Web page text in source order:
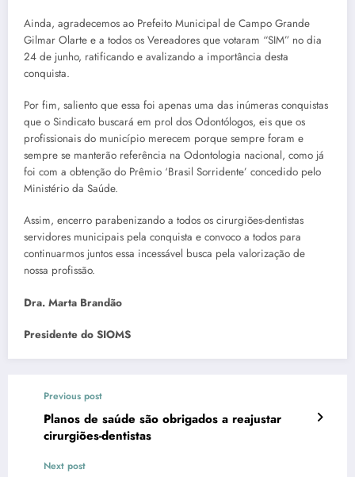
Ainda, agradecemos ao Prefeito Municipal de Campo Grande
Gilmar Olarte e a todos os Vereadores que votaram “SIM” no dia
24 de junho, ratificando e avalizando a importância desta
conquista.
Por fim, saliento que essa foi apenas uma das inúmeras conquistas
que o Sindicato buscará em prol dos Odontólogos, eis que os
profissionais do município merecem porque sempre foram e
sempre se manterão referência na Odontologia nacional, como já
foi com a obtenção do Prêmio ‘Brasil Sorridente’ concedido pelo
Ministério da Saúde.
Assim, encerro parabenizando a todos os cirurgiões-dentistas
servidores municipais pela conquista e convoco a todos para
continuarmos juntos essa incessável busca pela valorização de
nossa profissão.
Dra. Marta Brandão
Presidente do SIOMS
Previous post
Planos de saúde são obrigados a reajustar
cirurgiões-dentistas
Next post